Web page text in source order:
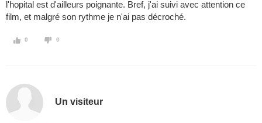
l'hopital est d'ailleurs poignante. Bref, j'ai suivi avec attention ce
film, et malgré son rythme je n'ai pas décroché.
0 0
Un visiteur